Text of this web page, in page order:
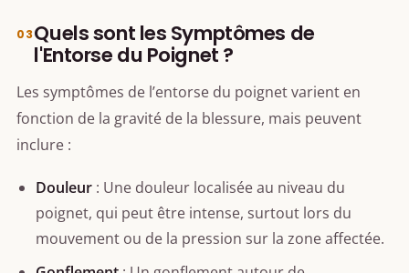
Quels sont les Symptômes de
l'Entorse du Poignet ?
Les symptômes de l’entorse du poignet varient en
fonction de la gravité de la blessure, mais peuvent
inclure :
Douleur : Une douleur localisée au niveau du
poignet, qui peut être intense, surtout lors du
mouvement ou de la pression sur la zone affectée.